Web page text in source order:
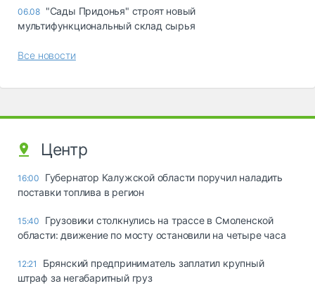
06.08 "Сады Придонья" строят новый
мультифункциональный склад сырья
Все новости
Центр
16:00
Губернатор Калужской области поручил наладить
поставки топлива в регион
15:40
Грузовики столкнулись на трассе в Смоленской
области: движение по мосту остановили на четыре часа
12:21
Брянский предприниматель заплатил крупный
штраф за негабаритный груз